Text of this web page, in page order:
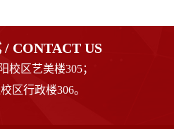
/ CONTACT US
校区艺美楼305；
行政楼306。